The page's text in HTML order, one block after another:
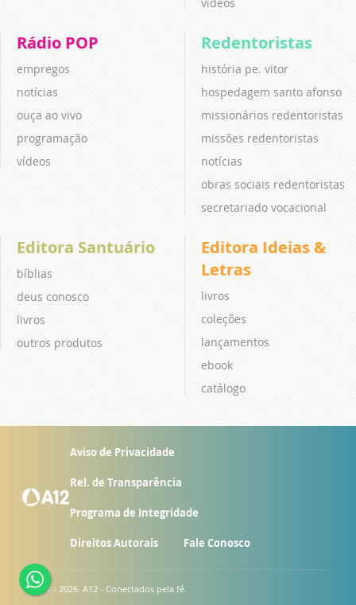
Rádio POP
empregos
notícias
ouça ao vivo
programação
vídeos
Redentoristas
história pe. vitor
hospedagem santo afonso
missionários redentoristas
missões redentoristas
notícias
obras sociais redentoristas
secretariado vocacional
Editora Santuário
bíblias
deus conosco
livros
outros produtos
Editora Ideias &
Letras
livros
coleções
lançamentos
ebook
catálogo
Aviso de Privacidade
Rel. de Transparência
Programa de Integridade
Direitos Autorais Fale Conosco
© 2007 - 2026. A12 - Conectados pela fé.